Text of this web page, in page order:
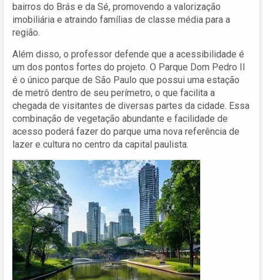
bairros do Brás e da Sé, promovendo a valorização
imobiliária e atraindo famílias de classe média para a
região.
Além disso, o professor defende que a acessibilidade é
um dos pontos fortes do projeto. O Parque Dom Pedro II
é o único parque de São Paulo que possui uma estação
de metrô dentro de seu perímetro, o que facilita a
chegada de visitantes de diversas partes da cidade. Essa
combinação de vegetação abundante e facilidade de
acesso poderá fazer do parque uma nova referência de
lazer e cultura no centro da capital paulista.